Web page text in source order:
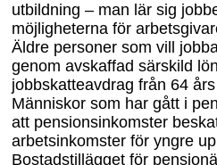
utbildning – man lär sig
möjligheterna för
Äldre personer som vill
genom avskaffad särskild
jobbskatteavdrag från 64
Människor som har gått i
att pensionsinkomster
arbetsinkomster för yngre
Bostadstillägget för